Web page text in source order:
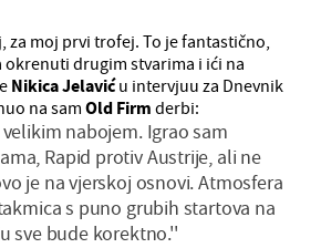
za moj prvi trofej. To je fantastično,
okrenuti drugim stvarima i ići na
Nikica Jelaviću intervjuu za Dnevnik
na sam Old Firm derbi:
nabojem. Igrao sam
Rapid protiv Austrije, ali ne
je na vjerskoj osnovi. Atmosfera
s puno grubih startova na
sve bude korektno.''